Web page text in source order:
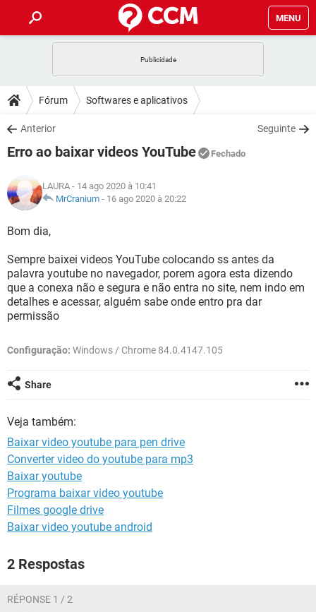
MENU
CELULAR FACEBOOK
OUTLOOK
INSTAGRAM GMAIL
DICAS
JOGOS WHATSAPP
INSTAGRAM
GUIA DE COMPRAS
DOWNLOADS
JOGOS WHATSAPP
OUTLOOK EXCEL
INSTAGRAM
JOGOS
CELULAR
OUTLOOK
INSTAGRAM GMAIL
GUIA DE COMPRAS
GLOSSÁRIO
JOGOS
OUTLOOK EXCEL
INSTAGRAM GMAIL
GUIA DE COMPRAS
Fórum Softwares e aplicativos
Anterior Seguinte
Erro ao baixar videos YouTube Fechado
LAURA - 14 ago 2020 à 10:41
MrCranium - 16 ago 2020 à 20:22
Bom dia,
Sempre baixei videos YouTube colocando ss antes da
palavra youtube no navegador, porem agora esta dizendo
que a conexa não e segura e não entra no site, nem indo em
detalhes e acessar, alguém sabe onde entro pra dar
permissão
Configuração: Windows / Chrome 84.0.4147.105
Share
Veja também:
Baixar video youtube para pen drive
Converter video do youtube para mp3
Baixar youtube
Programa baixar video youtube
Filmes google drive
Baixar video youtube android
2 Respostas
RÉPONSE 1 / 2